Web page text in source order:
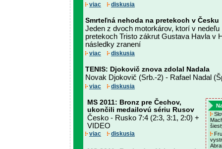
viac diskusia
Smrteľná nehoda na pretekoch v Česku
Jeden z dvoch motorkárov, ktorí v
pretekoch Tristo zákrut Gustava Havla v
následky zranení
viac diskusia
TENIS: Djokovič znova zdolal Nadala
Novak Djokovič (Srb.-2) - Rafael Nadal
viac diskusia
MS 2011: Bronz pre Čechov,
ukončili medailovú sériu Rusov
Česko - Rusko 7:4 (2:3, 3:1, 2:0) +
VIDEO
viac diskusia